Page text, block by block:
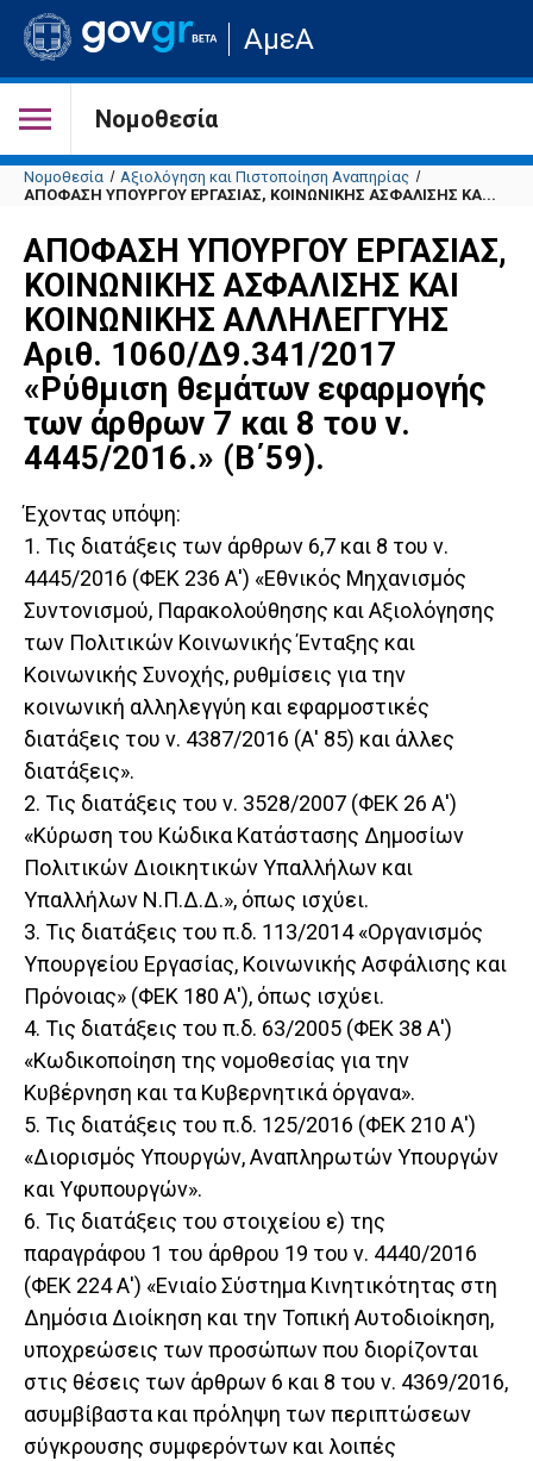
Μετάβαση
στην
σελίδα
του
ΑμεΑ
Νομοθεσία
Νομοθεσία
Αξιολόγηση και Πιστοποίηση Αναπηρίας
ΑΠΟΦΑΣΗ ΥΠΟΥΡΓΟΥ ΕΡΓΑΣΙΑΣ, ΚΟΙΝΩΝΙΚΗΣ ΑΣΦΑΛΙΣΗΣ ΚΑ...
ΑΠΟΦΑΣΗ ΥΠΟΥΡΓΟΥ ΕΡΓΑΣΙΑΣ,
ΚΟΙΝΩΝΙΚΗΣ ΑΣΦΑΛΙΣΗΣ ΚΑΙ
ΚΟΙΝΩΝΙΚΗΣ ΑΛΛΗΛΕΓΓΥΗΣ
Αριθ. 1060/Δ9.341/2017
«Ρύθμιση θεμάτων εφαρμογής
των άρθρων 7 και 8 του ν.
4445/2016.» (Β΄59).
Έχοντας υπόψη:
1. Τις διατάξεις των άρθρων 6,7 και 8 του ν.
4445/2016 (ΦΕΚ 236 Α') «Εθνικός Μηχανισμός
Συντονισμού, Παρακολούθησης και Αξιολόγησης
των Πολιτικών Κοινωνικής Ένταξης και
Κοινωνικής Συνοχής, ρυθμίσεις για την
κοινωνική αλληλεγγύη και εφαρμοστικές
διατάξεις του ν. 4387/2016 (Α' 85) και άλλες
διατάξεις».
2. Τις διατάξεις του ν. 3528/2007 (ΦΕΚ 26 Α')
«Κύρωση του Κώδικα Κατάστασης Δημοσίων
Πολιτικών Διοικητικών Υπαλλήλων και
Υπαλλήλων Ν.Π.Δ.Δ.», όπως ισχύει.
3. Τις διατάξεις του π.δ. 113/2014 «Οργανισμός
Υπουργείου Εργασίας, Κοινωνικής Ασφάλισης και
Πρόνοιας» (ΦΕΚ 180 Α'), όπως ισχύει.
4. Τις διατάξεις του π.δ. 63/2005 (ΦΕΚ 38 Α')
«Κωδικοποίηση της νομοθεσίας για την
Κυβέρνηση και τα Κυβερνητικά όργανα».
5. Τις διατάξεις του π.δ. 125/2016 (ΦΕΚ 210 Α')
«Διορισμός Υπουργών, Αναπληρωτών Υπουργών
και Υφυπουργών».
6. Τις διατάξεις του στοιχείου ε) της
παραγράφου 1 του άρθρου 19 του ν. 4440/2016
(ΦΕΚ 224 Α') «Ενιαίο Σύστημα Κινητικότητας στη
Δημόσια Διοίκηση και την Τοπική Αυτοδιοίκηση,
υποχρεώσεις των προσώπων που διορίζονται
στις θέσεις των άρθρων 6 και 8 του ν. 4369/2016,
ασυμβίβαστα και πρόληψη των περιπτώσεων
σύγκρουσης συμφερόντων και λοιπές